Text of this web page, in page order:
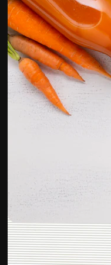
La plataforma
trabajo. Más
entre creativos,
estudios.
Español
Copyright ©